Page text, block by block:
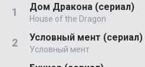
Дом Дракона (сериал)
House of the Dragon
Условный мент (сериал)
Условный мент